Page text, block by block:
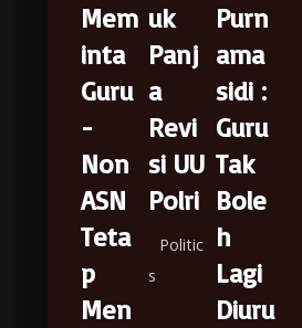
Mem
inta
Guru
-
Non
ASN
Teta
p
Men
uk
Panj
a
Revi
si UU
Polri
Politic
s
Purn
ama
sidi :
Guru
Tak
Bole
h
Lagi
Diuru